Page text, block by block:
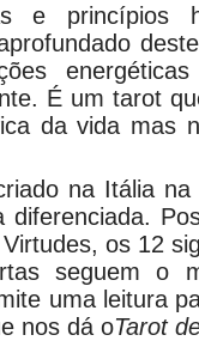
e
É um tarot
da vida mas
na Itália
os 12
seguem o
uma leitura
nos dá oTarot